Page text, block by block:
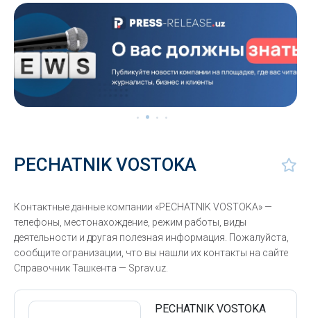
PECHATNIK VOSTOKA
Контактные данные компании «PECHATNIK VOSTOKA» —
телефоны, местонахождение, режим работы, виды
деятельности и другая полезная информация. Пожалуйста,
сообщите огранизации, что вы нашли их контакты на сайте
Справочник Ташкента — Sprav.uz.
PECHATNIK VOSTOKA